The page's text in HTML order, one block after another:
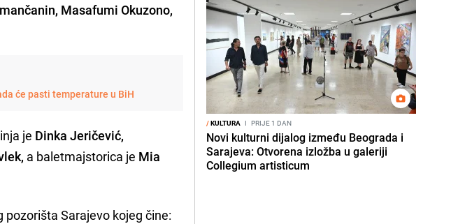
Masafumi Okuzono,
će pasti temperature u BiH
je Dinka Jeričević,
a baletmajstorica je Mia
Sarajevo kojeg čine:
/KULTURA I PRIJE 1 DAN
Novi kulturni dijalog između Beograda i
Sarajeva: Otvorena izložba u galeriji
Collegium artisticum